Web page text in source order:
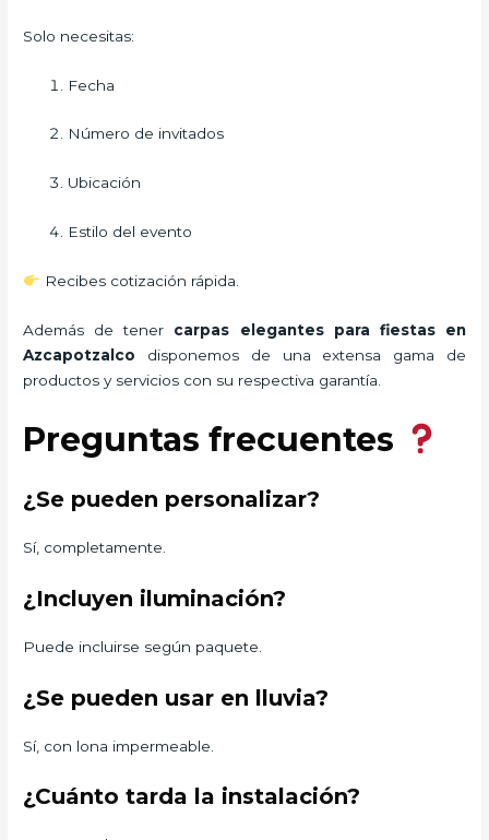
Solo necesitas:
Fecha
Número de invitados
Ubicación
Estilo del evento
Recibes cotización rápida.
Además de tener carpas elegantes para fiestas
en
Azcapotzalco disponemos de una extensa gama de
productos y servicios con su respectiva garantía.
Preguntas frecuentes
¿Se pueden personalizar?
Sí, completamente.
¿Incluyen iluminación?
Puede incluirse según paquete.
¿Se pueden usar en lluvia?
Sí, con lona impermeable.
¿Cuánto tarda la instalación?